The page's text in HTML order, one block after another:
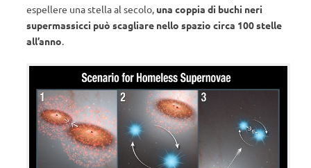
espellere una stella al secolo, una coppia di buchi neri
supermassicci può scagliare nello spazio circa 100 stelle
all’anno.